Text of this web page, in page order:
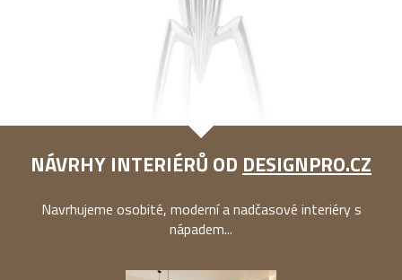
NÁVRHY INTERIÉRŮ OD DESIGNPRO.CZ
Navrhujeme osobité, moderní a nadčasové interiéry s
nápadem...